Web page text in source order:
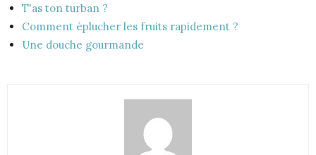
T'as ton turban ?
Comment éplucher les fruits rapidement ?
Une douche gourmande